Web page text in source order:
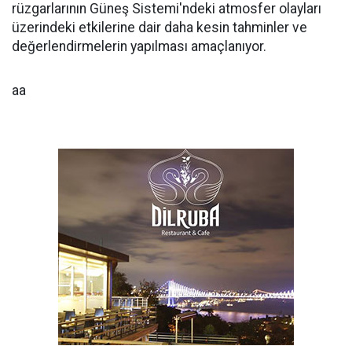
rüzgarlarının Güneş Sistemi'ndeki atmosfer olayları
üzerindeki etkilerine dair daha kesin tahminler ve
değerlendirmelerin yapılması amaçlanıyor.
aa